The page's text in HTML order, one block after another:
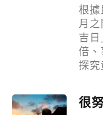
根據
月
吉
倍、
探究
很